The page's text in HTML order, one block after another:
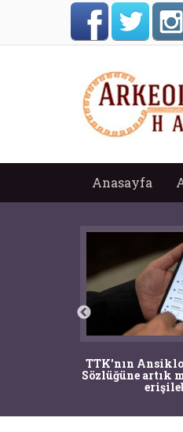
Anasayfa
TTK'nın
Sözlüğüne artık